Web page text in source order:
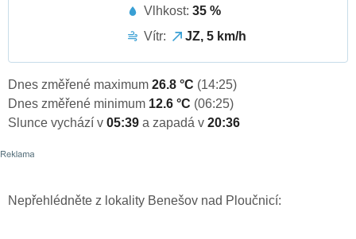
Vlhkost: 35 %
Vítr:
JZ, 5 km/h
Dnes změřené maximum 26.8 °C (14:25)
Dnes změřené minimum 12.6 °C (06:25)
Slunce vychází v 05:39 a zapadá v 20:36
Nepřehlédněte z lokality Benešov nad Ploučnicí: